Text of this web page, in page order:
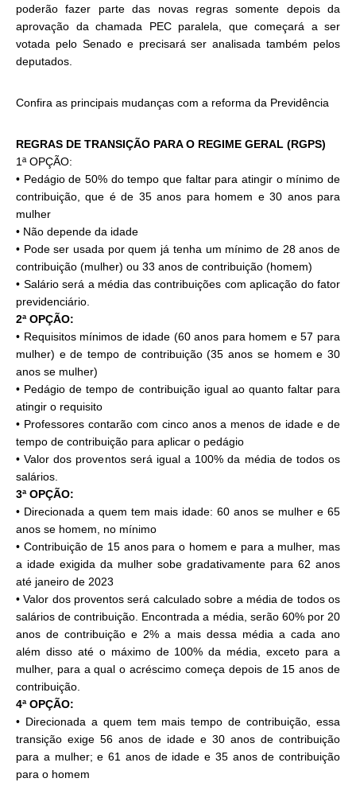
poderão fazer parte das novas regras somente depois da
aprovação da chamada PEC paralela, que começará a ser
votada pelo Senado e precisará ser analisada também pelos
deputados.
Confira as principais mudanças com a reforma da Previdência
REGRAS DE TRANSIÇÃO PARA O REGIME GERAL (RGPS)
1ª OPÇÃO:
• Pedágio de 50% do tempo que faltar para atingir o mínimo de
contribuição, que é de 35 anos para homem e 30 anos para
mulher
• Não depende da idade
• Pode ser usada por quem já tenha um mínimo de 28 anos de
contribuição (mulher) ou 33 anos de contribuição (homem)
• Salário será a média das contribuições com aplicação do fator
previdenciário.
2ª OPÇÃO:
• Requisitos mínimos de idade (60 anos para homem e 57 para
mulher) e de tempo de contribuição (35 anos se homem e 30
anos se mulher)
• Pedágio de tempo de contribuição igual ao quanto faltar para
atingir o requisito
• Professores contarão com cinco anos a menos de idade e de
tempo de contribuição para aplicar o pedágio
• Valor dos proventos será igual a 100% da média de todos os
salários.
3ª OPÇÃO:
• Direcionada a quem tem mais idade: 60 anos se mulher e 65
anos se homem, no mínimo
• Contribuição de 15 anos para o homem e para a mulher, mas
a idade exigida da mulher sobe gradativamente para 62 anos
até janeiro de 2023
• Valor dos proventos será calculado sobre a média de todos os
salários de contribuição. Encontrada a média, serão 60% por 20
anos de contribuição e 2% a mais dessa média a cada ano
além disso até o máximo de 100% da média, exceto para a
mulher, para a qual o acréscimo começa depois de 15 anos de
contribuição.
4ª OPÇÃO:
• Direcionada a quem tem mais tempo de contribuição, essa
transição exige 56 anos de idade e 30 anos de contribuição
para a mulher; e 61 anos de idade e 35 anos de contribuição
para o homem